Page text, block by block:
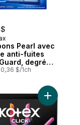
Pearl avec
anti-fuites
degré
léger,
0,36 $/1ch
applicateur en
Ajouter